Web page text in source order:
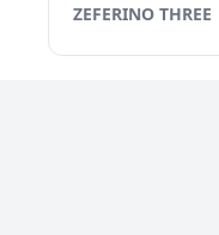
ZEFERINO THREE